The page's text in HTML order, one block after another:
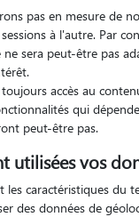
pas en mesure de
à l'autre. Par
ne sera peut-être pas
accès au
qui
peut-être pas.
utilisées vos
les caractéristiques du
des données de